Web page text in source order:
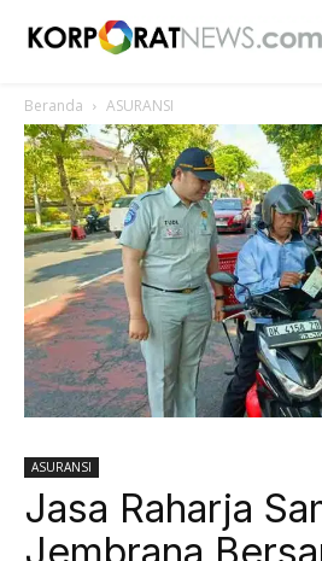
Beranda ASURANSI
ASURANSI
Jasa Raharja